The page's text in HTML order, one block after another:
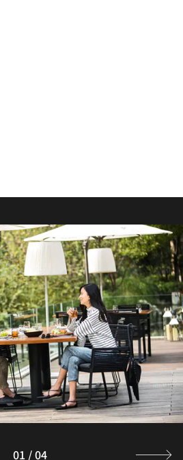
R BAR
时光。这里是温馨雅致的餐厅与酒
单，荟萃佳酿、特调鸡尾酒、精致
更有精美小食菜单，包含鲜榨果汁
拼盘等美味。
探索
01 /04